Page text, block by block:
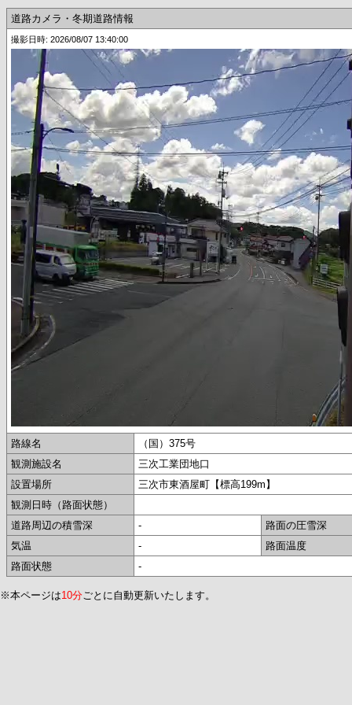
道路カメラ・冬期道路情報
撮影日時: 2026/08/07 13:40:00
路線名
（国）375号
観測施設名
三次工業団地口
設置場所
三次市東酒屋町【標高199m】
観測日時（路面状態）
道路周辺の積雪深
-
路面の圧雪深
気温
-
路面温度
路面状態
-
※本ページは10分ごとに自動更新いたします。